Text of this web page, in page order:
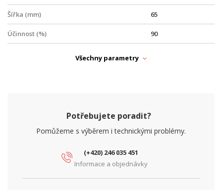
Šířka (mm) 65
Účinnost (%) 90
PARAMETRY NAPÁJENÍ
Všechny parametry
Potřebujete poradit?
Pomůžeme s výběrem i technickými problémy.
(+420) 246 035 451
Informace a objednávky